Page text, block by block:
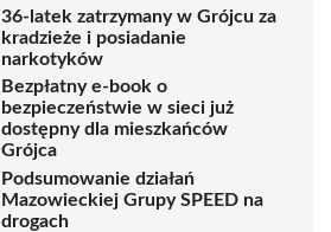
36-latek zatrzymany w Grójcu za
kradzieże i posiadanie
narkotyków
Bezpłatny e-book o
bezpieczeństwie w sieci już
dostępny dla mieszkańców
Grójca
Podsumowanie działań
Mazowieckiej Grupy SPEED na
drogach